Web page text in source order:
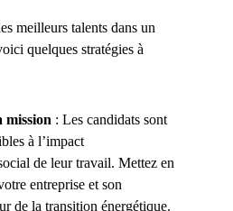
meilleurs talents dans un
quelques stratégies à
mission : Les candidats sont
à l’impact
de leur travail. Mettez en
entreprise et son
de la transition énergétique.